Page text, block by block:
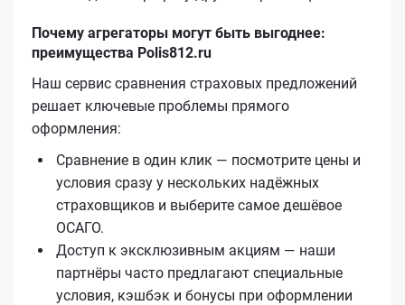
Почему агрегаторы могут быть выгоднее:
преимущества Polis812.ru
Наш сервис сравнения страховых предложений
решает ключевые проблемы прямого
оформления:
Сравнение в один клик — посмотрите цены и
условия сразу у нескольких надёжных
страховщиков и выберите самое дешёвое
ОСАГО.
Доступ к эксклюзивным акциям — наши
партнёры часто предлагают специальные
условия, кэшбэк и бонусы при оформлении